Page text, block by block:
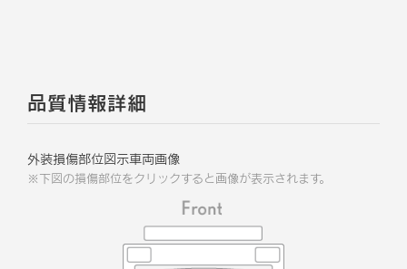
品質情報詳細
外装損傷部位図示車両画像
※下図の損傷部位をクリックすると画像が表示されます。